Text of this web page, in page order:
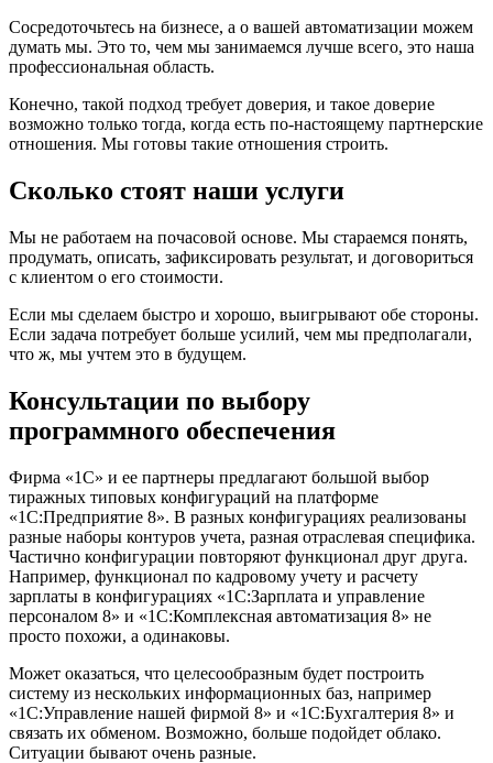
Сосредоточьтесь на бизнесе, а о вашей автоматизации можем
думать мы. Это то, чем мы занимаемся лучше всего, это наша
профессиональная область.
Конечно, такой подход требует доверия, и такое доверие
возможно только тогда, когда есть по-настоящему партнерские
отношения. Мы готовы такие отношения строить.
Сколько стоят наши услуги
Мы не работаем на почасовой основе. Мы стараемся понять,
продумать, описать, зафиксировать результат, и договориться
с клиентом о его стоимости.
Если мы сделаем быстро и хорошо, выигрывают обе стороны.
Если задача потребует больше усилий, чем мы предполагали,
что ж, мы учтем это в будущем.
Консультации по выбору
программного обеспечения
Фирма «1С» и ее партнеры предлагают большой выбор
тиражных типовых конфигураций на платформе
«1С:Предприятие 8». В разных конфигурациях реализованы
разные наборы контуров учета, разная отраслевая специфика.
Частично конфигурации повторяют функционал друг друга.
Например, функционал по кадровому учету и расчету
зарплаты в конфигурациях «1С:Зарплата и управление
персоналом 8» и «1С:Комплексная автоматизация 8» не
просто похожи, а одинаковы.
Может оказаться, что целесообразным будет построить
систему из нескольких информационных баз, например
«1С:Управление нашей фирмой 8» и «1С:Бухгалтерия 8» и
связать их обменом. Возможно, больше подойдет облако.
Ситуации бывают очень разные.